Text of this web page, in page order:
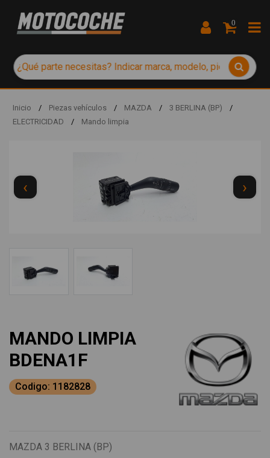
0
Inicio / Piezas vehículos / MAZDA / 3 BERLINA (BP)
/
ELECTRICIDAD
/ Mando limpia
‹ ›
MANDO LIMPIA
BDENA1F
Codigo: 1182828
MAZDA 3 BERLINA (BP)